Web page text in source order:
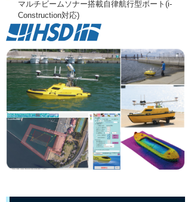
水中スキャニングソナー・イメージングソ
ナー
姿勢計測装置（AHRS）、慣性航法システ
ム（INS）
水位/水質計
ラジコンボート・橋上操作艇
ROV
ROVオプション
マニュアル
ダウンロード
論文集
ADCP用語集
リンク集
システム開発
メンテナンス
R&D
会社概要
会社情報
社長挨拶
沿革
組織表
アクセス
採用情報
プライバシーポリシー
マルチビームソナー搭載自律航行型ボート(i-
Construction対応)